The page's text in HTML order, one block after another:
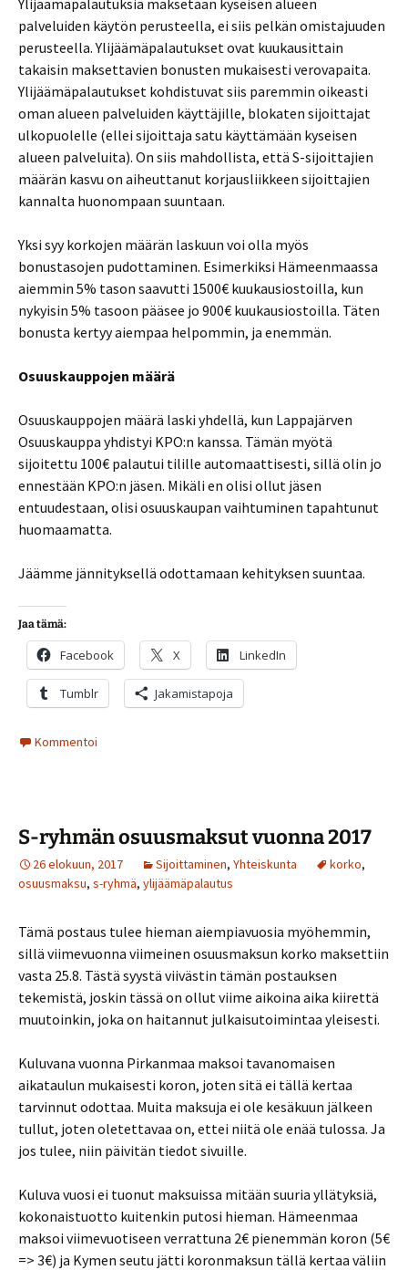
Ylijäämäpalautuksia maksetaan kyseisen alueen
palveluiden käytön perusteella, ei siis pelkän omistajuuden
perusteella. Ylijäämäpalautukset ovat kuukausittain
takaisin maksettavien bonusten mukaisesti verovapaita.
Ylijäämäpalautukset kohdistuvat siis paremmin oikeasti
oman alueen palveluiden käyttäjille, blokaten sijoittajat
ulkopuolelle (ellei sijoittaja satu käyttämään kyseisen
alueen palveluita). On siis mahdollista, että S-sijoittajien
määrän kasvu on aiheuttanut korjausliikkeen sijoittajien
kannalta huonompaan suuntaan.
Yksi syy korkojen määrän laskuun voi olla myös
bonustasojen pudottaminen. Esimerkiksi Hämeenmaassa
aiemmin 5% tason saavutti 1500€ kuukausiostoilla, kun
nykyisin 5% tasoon pääsee jo 900€ kuukausiostoilla. Täten
bonusta kertyy aiempaa helpommin, ja enemmän.
Osuuskauppojen määrä
Osuuskauppojen määrä laski yhdellä, kun Lappajärven
Osuuskauppa yhdistyi KPO:n kanssa. Tämän myötä
sijoitettu 100€ palautui tilille automaattisesti, sillä olin jo
ennestään KPO:n jäsen. Mikäli en olisi ollut jäsen
entuudestaan, olisi osuuskaupan vaihtuminen tapahtunut
huomaamatta.
Jäämme jännityksellä odottamaan kehityksen suuntaa.
Jaa tämä:
Facebook X LinkedIn
Tumblr Jakamistapoja
Kommentoi
S-ryhmän osuusmaksut vuonna 2017
26 elokuun, 2017 Sijoittaminen, Yhteiskunta korko,
osuusmaksu, s-ryhmä, ylijäämäpalautus
Tämä postaus tulee hieman aiempiavuosia myöhemmin,
sillä viimevuonna viimeinen osuusmaksun korko maksettiin
vasta 25.8. Tästä syystä viivästin tämän postauksen
tekemistä, joskin tässä on ollut viime aikoina aika kiirettä
muutoinkin, joka on haitannut julkaisutoimintaa yleisesti.
Kuluvana vuonna Pirkanmaa maksoi tavanomaisen
aikataulun mukaisesti koron, joten sitä ei tällä kertaa
tarvinnut odottaa. Muita maksuja ei ole kesäkuun jälkeen
tullut, joten oletettavaa on, ettei niitä ole enää tulossa. Ja
jos tulee, niin päivitän tiedot sivuille.
Kuluva vuosi ei tuonut maksuissa mitään suuria yllätyksiä,
kokonaistuotto kuitenkin putosi hieman. Hämeenmaa
maksoi viimevuotiseen verrattuna 2€ pienemmän koron (5€
=> 3€) ja Kymen seutu jätti koronmaksun tällä kertaa väliin